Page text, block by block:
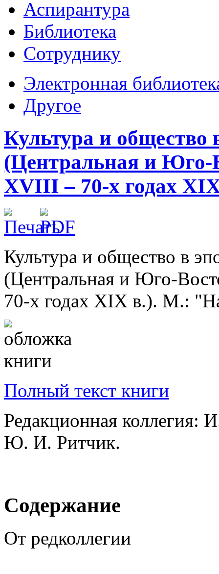
Аспирантура
Библиотека
Сотруднику
Электронная
Другое
Культура и общество
(Центральная и Юго-
XVIII – 70-х годах
Культура и общество в
(Центральная и Юго-
70-х годах XIX в.). М.:
Полный текст книги
Редакционная коллегия:
Ю. И. Ритчик.
Содержание
От редколлегии